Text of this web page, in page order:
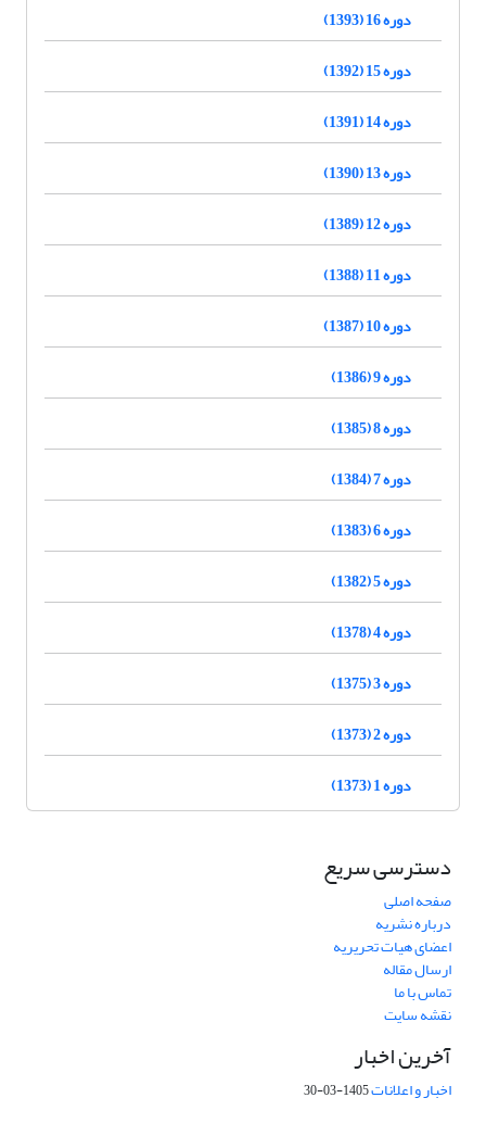
دوره 16 (1393)
دوره 15 (1392)
دوره 14 (1391)
دوره 13 (1390)
دوره 12 (1389)
دوره 11 (1388)
دوره 10 (1387)
دوره 9 (1386)
دوره 8 (1385)
دوره 7 (1384)
دوره 6 (1383)
دوره 5 (1382)
دوره 4 (1378)
دوره 3 (1375)
دوره 2 (1373)
دوره 1 (1373)
دسترسی سریع
صفحه اصلی
درباره نشریه
اعضای هیات تحریریه
ارسال مقاله
تماس با ما
نقشه سایت
آخرین اخبار
اخبار و اعلانات1405-03-30